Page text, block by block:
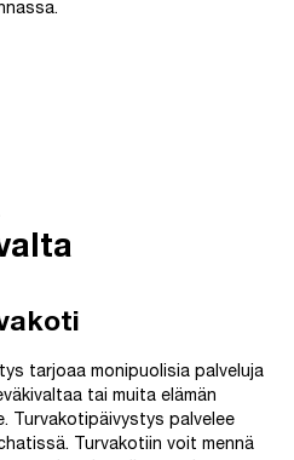
tarjoaa monipuolisia palveluja
tai muita elämän
Turvakotipäivystys palvelee
Turvakotiin voit mennä